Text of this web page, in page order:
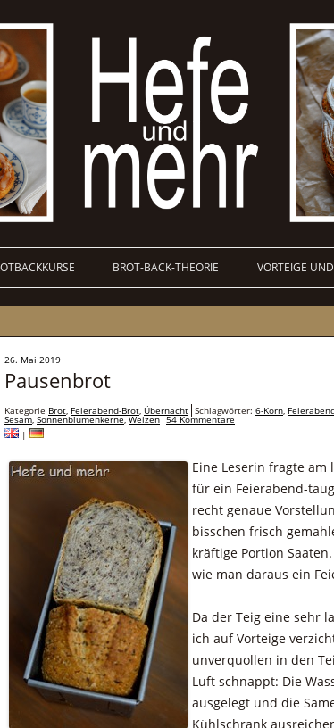
BROT-BACK-THEORIE VORTEIGE
26. Mai 2019
Pausenbrot
Kategorie Brot, Feierabend-Brot, Übernacht Schlagwörter: 6-Korn,
Sesam, Sonnenblumenkerne,Weizen 54 Kommentare
|
Eine Leserin fragte am
für ein Feierabend-
recht genaue
bisschen frisch
kräftige Portion
wie man daraus ein
Da der Teig eine sehr
ich auf Vorteige
unverquollen in den
Luft schnappt: Die
ausgelegt und die
Kühlschrank